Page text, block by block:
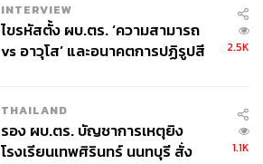
INTERVIEW
ไขรหัสตั้ง ผบ.ตร. ‘ความสามารถ
vs อาวุโส’ และอนาคตการปฏิรูปสี
2.5K
THAILAND
รอง ผบ.ตร. บัญชาการเหตุยิง
โรงเรียนเทพศิรินทร์ นนทบุรี สั่ง
1.1K